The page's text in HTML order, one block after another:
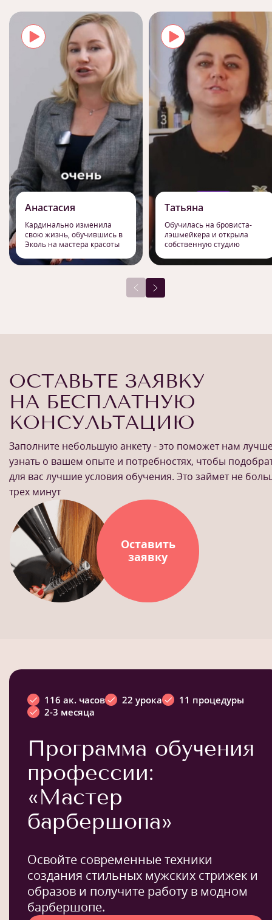
Анастасия
Кардинально изменила
свою жизнь, обучившись в
Эколь на мастера красоты
Татьяна
Обучилась на бровиста-
лэшмейкера и открыла
собственную студию
ОСТАВЬТЕ ЗАЯВКУ
НА БЕСПЛАТНУЮ
КОНСУЛЬТАЦИЮ
Заполните небольшую анкету - это поможет нам
узнать о вашем опыте и потребностях, чтобы
для вас лучшие условия обучения. Это займет не
трех минут
Оставить
заявку
116 ак. часов 22 урока
11 процедуры
2-3 месяца
Программа обучения
профессии:
«Мастер
барбершопа»
Освойте современные техники
создания стильных мужских стрижек и
образов и получите работу в модном
барбершопе.